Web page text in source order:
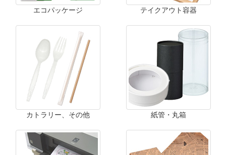
エコパッケージ テイクアウト容器
カトラリー、その他 紙管・丸箱